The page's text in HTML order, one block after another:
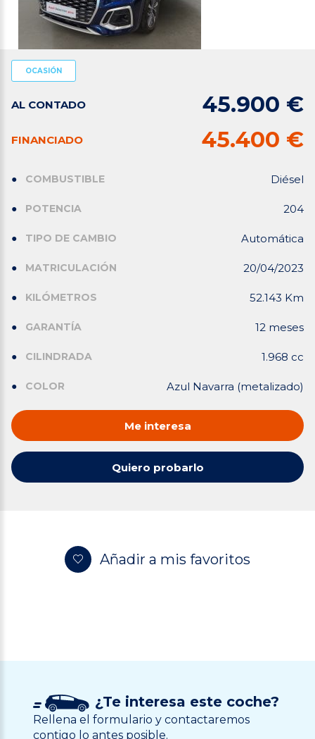
OCASIÓN
AL CONTADO 45.900 €
FINANCIADO 45.400 €
COMBUSTIBLE Diésel
POTENCIA 204
TIPO DE CAMBIO Automática
MATRICULACIÓN 20/04/2023
KILÓMETROS 52.143 Km
GARANTÍA 12 meses
CILINDRADA 1.968 cc
COLOR Azul Navarra (metalizado)
Me interesa
Quiero probarlo
Añadir a mis favoritos
¿Te interesa este coche?
Rellena el formulario y contactaremos
contigo lo antes posible.